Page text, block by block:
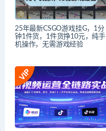
25年最新CSGO游戏挂G，1分
钟1件货，1件货挣10元，纯手
机操作，无需游戏经验